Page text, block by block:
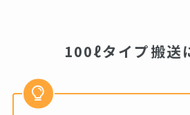
100ℓタイプ搬送